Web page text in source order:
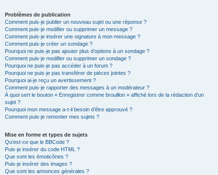
Problèmes de publication
Comment puis-je publier un nouveau sujet ou une réponse ?
Comment puis-je modifier ou supprimer un message ?
Comment puis-je insérer une signature à mon message ?
Comment puis-je créer un sondage ?
Pourquoi ne puis-je pas ajouter plus d’options à un sondage ?
Comment puis-je modifier ou supprimer un sondage ?
Pourquoi ne puis-je pas accéder à un forum ?
Pourquoi ne puis-je pas transférer de pièces jointes ?
Pourquoi ai-je reçu un avertissement ?
Comment puis-je rapporter des messages à un modérateur ?
À quoi sert le bouton « Enregistrer comme brouillon » affiché lors de la rédaction d’un
sujet ?
Pourquoi mon message a-t-il besoin d’être approuvé ?
Comment puis-je remonter mes sujets ?
Mise en forme et types de sujets
Qu’est-ce que le BBCode ?
Puis-je insérer du code HTML ?
Que sont les émoticônes ?
Puis-je insérer des images ?
Que sont les annonces générales ?